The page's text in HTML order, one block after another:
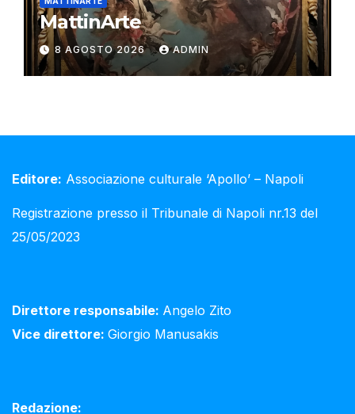
MattinArte
8 AGOSTO 2026 ADMIN
Editore: Associazione culturale ‘Apollo’ – Napoli
Registrazione presso il Tribunale di Napoli nr.13 del
25/05/2023
Direttore responsabile: Angelo Zito
Vice direttore: Giorgio Manusakis
Redazione: